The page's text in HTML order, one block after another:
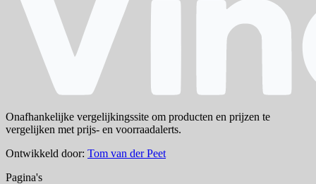
Onafhankelijke vergelijkingssite om producten en prijzen te
vergelijken met prijs- en voorraadalerts.
Ontwikkeld door: Tom van der Peet
Pagina's